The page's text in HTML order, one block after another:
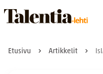
Etusivu Artikkelit